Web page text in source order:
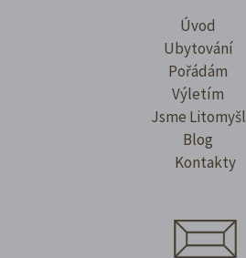
Úvod
Ubytování
Pořádám
Výletím
Jsme Litomyšl
Blog
Kontakty